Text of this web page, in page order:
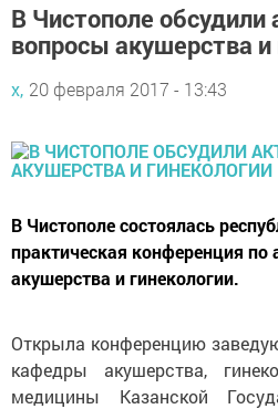
В Чистополе обсудили
вопросы акушерства и
х, 20 февраля 2017 - 13:43
В Чистополе состоялась
практическая конференция
акушерства и гинекологии.
Открыла конференцию
кафедры акушерства,
медицины Казанской